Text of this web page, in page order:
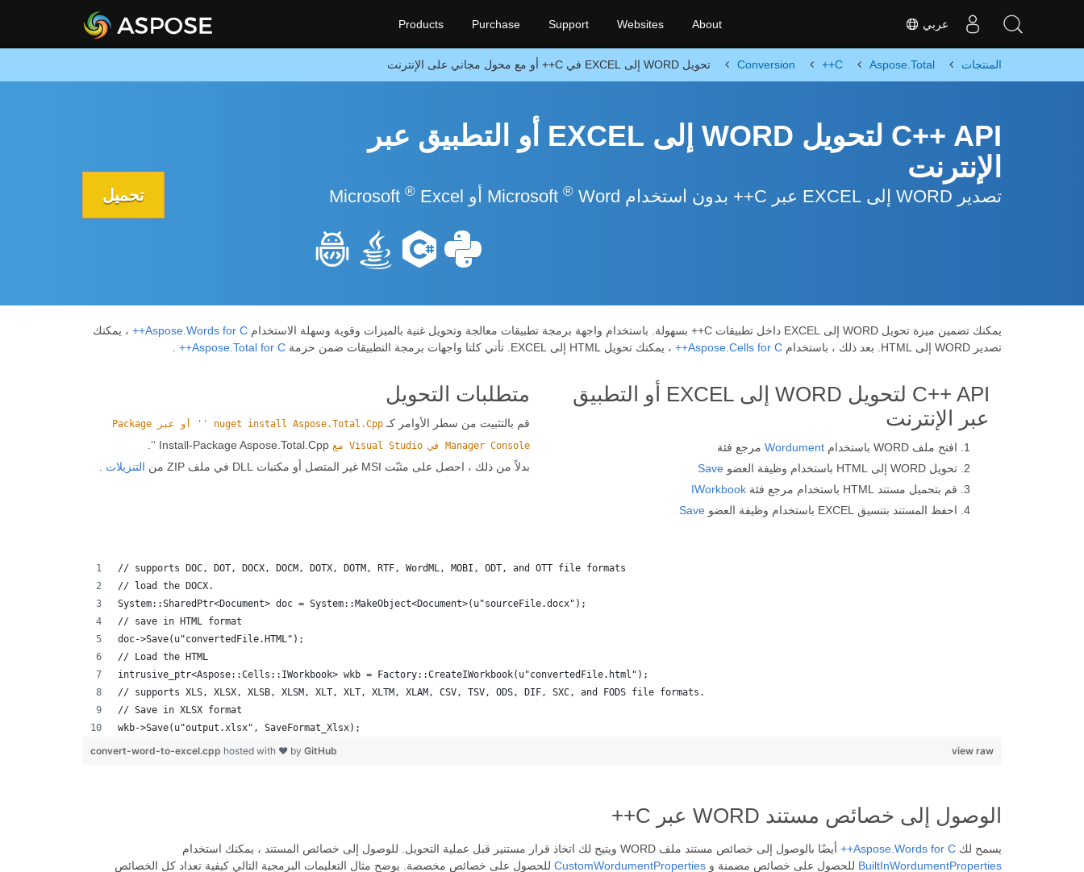
عربي Products Purchase Support Websites About
المنتجات Aspose.Total
C++
Conversion تحويل WORD إلى EXCEL في C++ أو مع محول مجاني على الإنترنت
C++ API لتحويل WORD إلى EXCEL أو التطبيق عبر
الإنترنت
تصدير WORD إلى EXCEL عبر C++ بدون استخدام Microsoft ® Word أو Microsoft ® Excel تحميل
يمكنك تضمين ميزة تحويل WORD إلى EXCEL داخل تطبيقات C++ بسهولة. باستخدام واجهة برمجة تطبيقات معالجة وتحويل غنية بالميزات وقوية وسهلة الاستخدام Aspose.Words for C++
، يمكنك
تصدير WORD إلى HTML. بعد ذلك ، باستخدام
Aspose.Cells for C++ ، يمكنك تحويل HTML إلى EXCEL. تأتي كلتا واجهات برمجة التطبيقات ضمن حزمة Aspose.Total for C++
C++ API لتحويل WORD إلى EXCEL أو التطبيق
عبر الإنترنت
افتح ملف WORD باستخدام Wordument مرجع فئة
تحويل WORD إلى HTML باستخدام وظيفة العضو
Save
قم بتحميل مستند HTML باستخدام مرجع فئة
IWorkbook
احفظ المستند بتنسيق EXCEL باستخدام وظيفة العضو
Save
متطلبات التحويل
قم بالتثبيت من سطر الأوامر كـ
nuget install Aspose.Total.Cpp '' أو عبر Package
Manager Console في Visual Studio مع
بدلاً من ذلك ، احصل على مثبّت MSI غير المتصل أو مكتبات DLL في ملف ZIP من
التنزيلات
// supports DOC, DOT, DOCX, DOCM, DOTX, DOTM, RTF, WordML, MOBI, ODT, and OTT file formats
// load the DOCX.
System::SharedPtr<Document> doc = System::MakeObject<Document>(u"sourceFile.docx");
// save in HTML format
doc->Save(u"convertedFile.HTML");
// Load the HTML
intrusive_ptr<Aspose::Cells::IWorkbook> wkb = Factory::CreateIWorkbook(u"convertedFile.html");
// supports XLS, XLSX, XLSB, XLSM, XLT, XLT, XLTM, XLAM, CSV, TSV, ODS, DIF, SXC, and FODS file formats.
// Save in XLSX format
wkb->Save(u"output.xlsx", SaveFormat_Xlsx);
view raw
convert-word-to-excel.cpp hosted with ❤ by GitHub
الوصول إلى خصائص مستند WORD عبر C++
يسمح لك Aspose.Words for C++
أيضًا بالوصول إلى خصائص مستند ملف WORD ويتيح لك اتخاذ قرار مستنير قبل عملية التحويل. للوصول إلى خصائص المستند ، يمكنك استخدام
BuiltInWordumentProperties للحصول على خصائص مضمنة و CustomWordumentProperties للحصول على خصائص مخصصة. يوضح مثال التعليمات البرمجية التالي كيفية تعداد كل الخصائص